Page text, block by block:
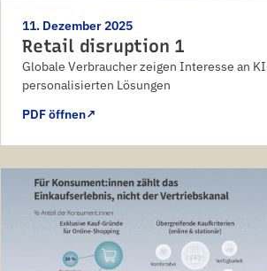
11. Dezember 2025
Retail disruption 1
Globale Verbraucher zeigen Interesse an
personalisierten Lösungen
PDF öffnen↗